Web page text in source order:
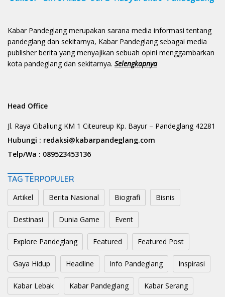
Kabar Pandeglang merupakan sarana media informasi tentang
pandeglang dan sekitarnya, Kabar Pandeglang sebagai media
publisher berita yang menyajikan sebuah opini menggambarkan
kota pandeglang dan sekitarnya. Selengkapnya
Head Office
Jl. Raya Cibaliung KM 1 Citeureup Kp. Bayur – Pandeglang 42281
Hubungi : redaksi@kabarpandeglang.com
Telp/Wa : 089523453136
TAG TERPOPULER
Artikel Berita Nasional Biografi Bisnis
Destinasi Dunia Game Event
Explore Pandeglang Featured Featured Post
Gaya Hidup Headline Info Pandeglang Inspirasi
Kabar Lebak Kabar Pandeglang Kabar Serang